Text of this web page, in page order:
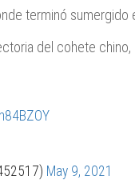
terminó sumergido
del cohete
May 9, 2021